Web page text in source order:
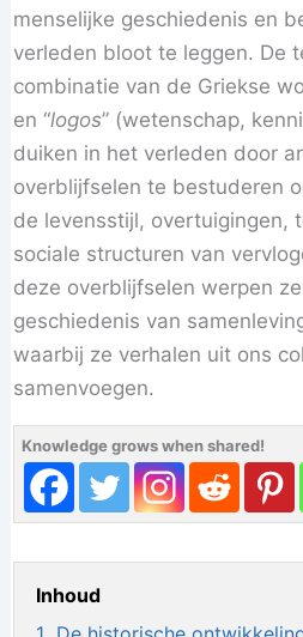
menselijke geschiedenis en
verleden bloot te leggen. De
combinatie van de Griekse
en “logos” (wetenschap,
duiken in het verleden door
overblijfselen te bestuderen
de levensstijl, overtuigingen,
sociale structuren van
deze overblijfselen werpen
geschiedenis van
waarbij ze verhalen uit ons
samenvoegen.
Knowledge grows when shared!
Inhoud